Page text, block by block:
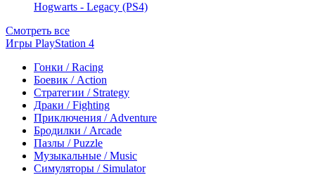
Hogwarts - Legacy (PS4)
Смотреть все
Игры PlayStation 4
Гонки / Racing
Боевик / Action
Стратегии / Strategy
Драки / Fighting
Приключения / Adventure
Бродилки / Arcade
Пазлы / Puzzle
Музыкальные / Music
Симуляторы / Simulator